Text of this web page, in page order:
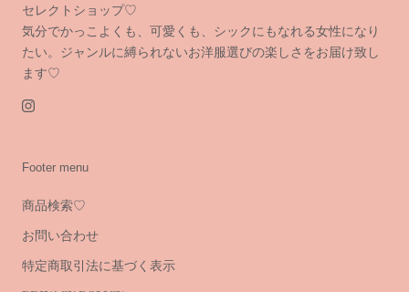
セレクトショップ♡
気分でかっこよくも、可愛くも、シックにもなれる女性になり
たい。ジャンルに縛られないお洋服選びの楽しさをお届け致し
ます♡
Footer menu
商品検索♡
お問い合わせ
特定商取引法に基づく表示